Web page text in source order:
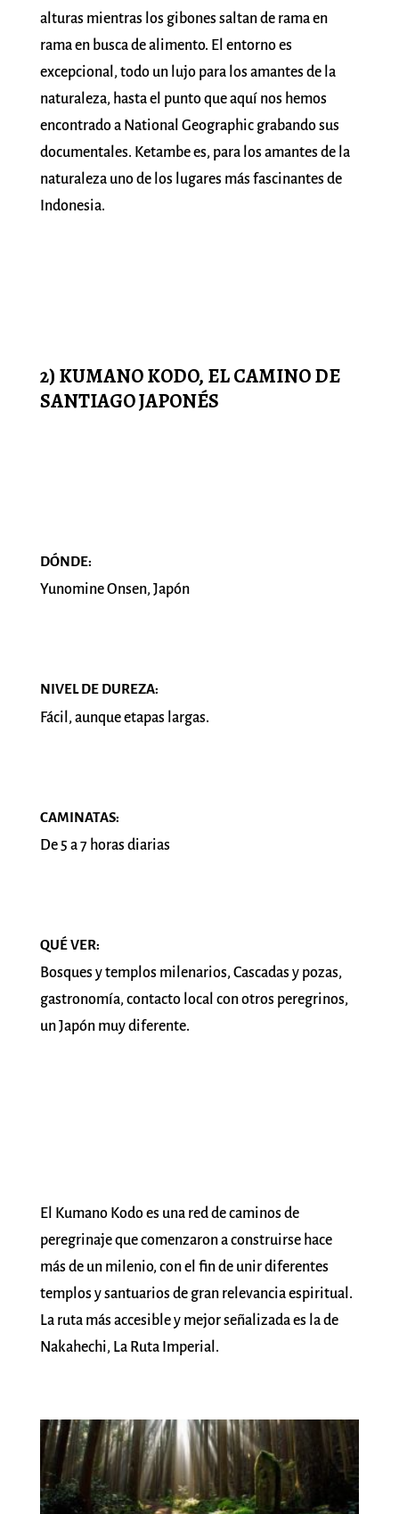
alturas mientras los gibones saltan de rama en
rama en busca de alimento. El entorno es
excepcional, todo un lujo para los amantes de la
naturaleza, hasta el punto que aquí nos hemos
encontrado a National Geographic grabando sus
documentales. Ketambe es, para los amantes de la
naturaleza uno de los lugares más fascinantes de
Indonesia.
2) KUMANO KODO, EL CAMINO DE
SANTIAGO JAPONÉS
DÓNDE:
Yunomine Onsen, Japón
NIVEL DE DUREZA:
Fácil, aunque etapas largas.
CAMINATAS:
De 5 a 7 horas diarias
QUÉ VER:
Bosques y templos milenarios, Cascadas y pozas,
gastronomía, contacto local con otros peregrinos,
un Japón muy diferente.
El Kumano Kodo es una red de caminos de
peregrinaje que comenzaron a construirse hace
más de un milenio, con el fin de unir diferentes
templos y santuarios de gran relevancia espiritual.
La ruta más accesible y mejor señalizada es la de
Nakahechi, La Ruta Imperial.